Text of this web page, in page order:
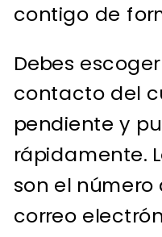
contigo de
Debes
contacto del
pendiente y
rápidamente.
son el
correo